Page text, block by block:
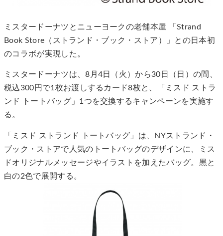
ミスタードーナツとニューヨークの老舗本屋 「Strand
Book Store（ストランド・ブック・ストア）」との日本初
のコラボが実現した。
ミスタードーナツは、8月4日（火）から30日（日）の間、
税込300円で1枚お渡しするカード8枚と、「ミスド ストラ
ンド トートバッグ」1つを交換するキャンペーンを実施す
る。
「ミスド ストランド トートバッグ」は、NYストランド・
ブック・ストアで人気のトートバッグのデザインに、ミス
ドオリジナルメッセージやイラストを加えたバッグ。黒と
白の2色で展開する。